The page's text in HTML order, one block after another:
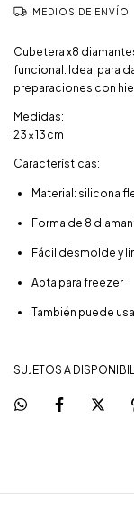
MEDIOS DE ENVÍO
Cubetera x8
funcional. Ideal para
preparaciones con
Medidas:
23 × 13 cm
Características:
Material: silicona
Forma de 8
Fácil desmolde y
Apta para freezer
También puede
SUJETOS A